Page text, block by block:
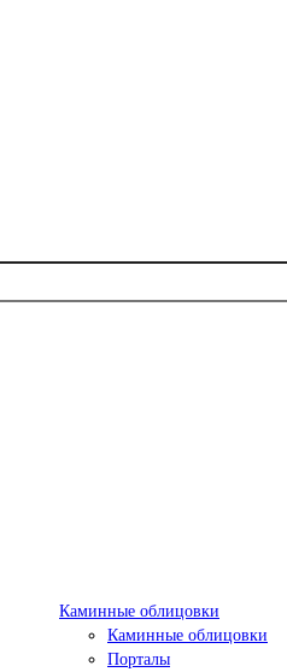
Каминные облицовки
Каминные облицовки
Порталы